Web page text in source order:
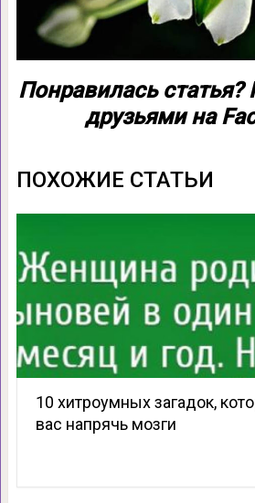
Понравилась статья?
друзьями на
ПОХОЖИЕ СТАТЬИ
10 хитроумных загадок,
вас напрячь мозги